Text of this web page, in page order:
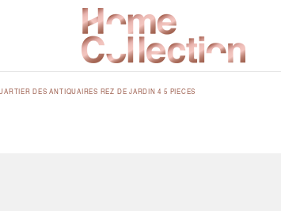
DES ANTIQUAIRES REZ DE JARDIN 4 5 PIECES